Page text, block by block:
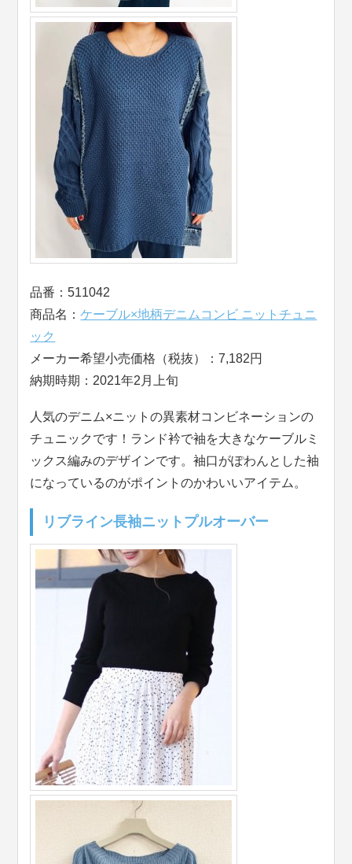
品番：511042
商品名：ケーブル×地柄デニムコンビ ニットチュニ
ック
メーカー希望小売価格（税抜）：7,182円
納期時期：2021年2月上旬
人気のデニム×ニットの異素材コンビネーションの
チュニックです！ランド衿で袖を大きなケーブルミ
ックス編みのデザインです。袖口がぽわんとした袖
になっているのがポイントのかわいいアイテム。
リブライン長袖ニットプルオーバー